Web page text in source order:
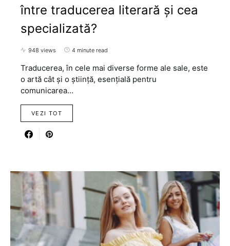
între traducerea literară și cea
specializată?
948 views 4 minute read
Traducerea, în cele mai diverse forme ale sale, este
o artă cât și o știință, esențială pentru
comunicarea…
VEZI TOT